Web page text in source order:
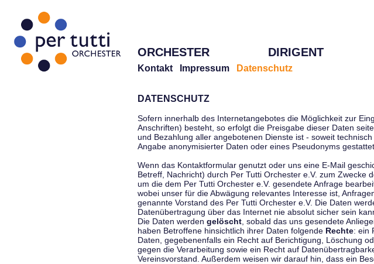
ORCHESTER DIRIGENT
Kontakt Impressum Datenschutz
DATENSCHUTZ
Sofern innerhalb des Internetangebotes die Möglichkeit zur
Anschriften) besteht, so erfolgt die Preisgabe dieser Daten
und Bezahlung aller angebotenen Dienste ist - soweit
Angabe anonymisierter Daten oder eines Pseudonyms gestattet.
Wenn das Kontaktformular genutzt oder uns eine E-Mail
Betreff, Nachricht) durch Per Tutti Orchester e.V. zum Zwecke
um die dem Per Tutti Orchester e.V. gesendete Anfrage
wobei unser für die Abwägung relevantes Interesse ist,
genannte Vorstand des Per Tutti Orchester e.V. Die Daten
Datenübertragung über das Internet nie absolut sicher sein
Die Daten werden gelöscht , sobald das uns gesendete
haben Betroffene hinsichtlich ihrer Daten folgende Rechte: ein
Daten, gegebenenfalls ein Recht auf Berichtigung, Löschung
gegen die Verarbeitung sowie ein Recht auf
Vereinsvorstand. Außerdem weisen wir darauf hin, dass ein